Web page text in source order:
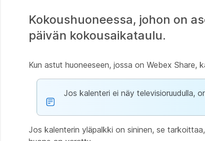
Kokoushuoneessa, johon on
päivän kokousaikataulu.
Kun astut huoneeseen, jossa on Webex Share,
Jos kalenteri ei näy televisioruudulla,
Jos kalenterin yläpalkki on sininen, se